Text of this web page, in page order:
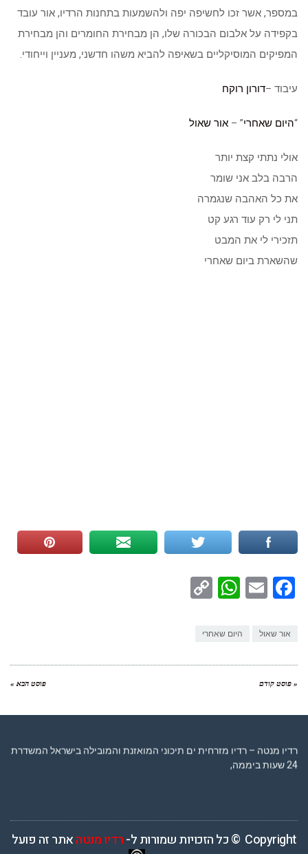
במספר, אשר זכו לחשיפה יפה ולהשמעות בתחנות הרדיו, אור עובד
בקפידה על אלבום הבכורה שלו, הן מבחירת החומרים והן מבחירת
המפיקים המוסיקליים בשאיפה להביא משהו חדשני, מעניין וייחודי.
עיבוד –דורון רוקח
“היום שאחרי” – אור שאול
אולי נתתי קצת יותר
הרבה בלב אני שומר
את כל האהבה שנגמרה
תני לי רק עוד רגע קט
תזכירי לי את המבט
שהשארת ביום שאחרי
Facebook
Email
WhatsApp
אור שאול היום שאחרי
« פוסט קודם פוסט הבא »
רדיו מנטה – רדיו מזרחית ים תיכוני המואזנת והמובילה בישראל המשדרת
24 שעות ביממה,
Copyright © כל הזכויות שמורות ל- רדיו מנטהאתר זה פועל